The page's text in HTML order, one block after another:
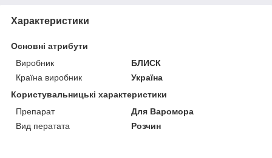
Характеристики
Основні атрибути
Виробник
БЛИСК
Країна виробник
Україна
Користувальницькі характеристики
Препарат
Для Варомора
Вид ператата
Розчин